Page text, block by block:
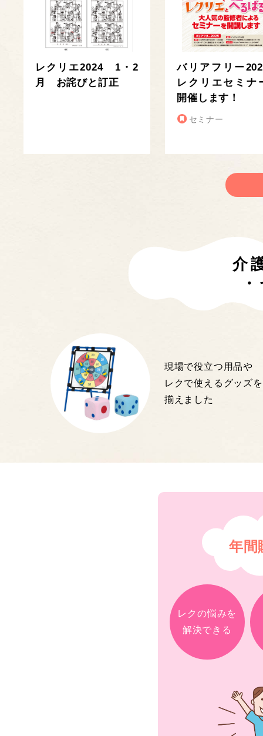
レクリエ2024 1・2
月 お詫びと訂正
バリアフリー
レクリエセミナ
開催します！
セミナー
介
現場で役立つ用品や
レクで使えるグッズを
揃えました
年間
レクの悩みを
解決できる